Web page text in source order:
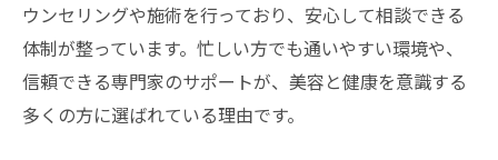
ウンセリングや施術を行っており、安心して相談できる
体制が整っています。忙しい方でも通いやすい環境や、
信頼できる専門家のサポートが、美容と健康を意識する
多くの方に選ばれている理由です。